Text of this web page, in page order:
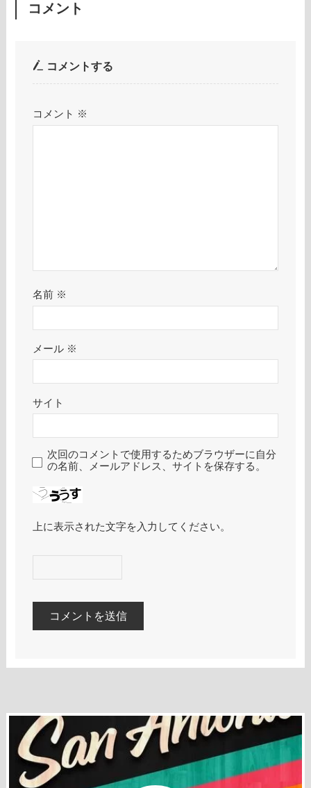
コメント
コメントする
コメント ※
名前 ※
メール ※
サイト
次回のコメントで使用するためブラウザーに自分
の名前、メールアドレス、サイトを保存する。
上に表示された文字を入力してください。